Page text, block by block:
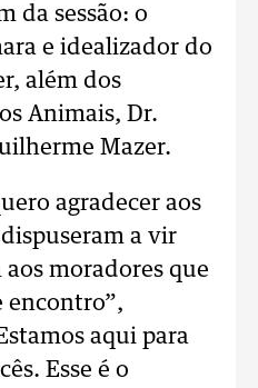
da sessão: o
e idealizador do
além dos
Animais, Dr.
Mazer.
agradecer aos
a vir
moradores que
encontro”,
aqui para
Esse é o